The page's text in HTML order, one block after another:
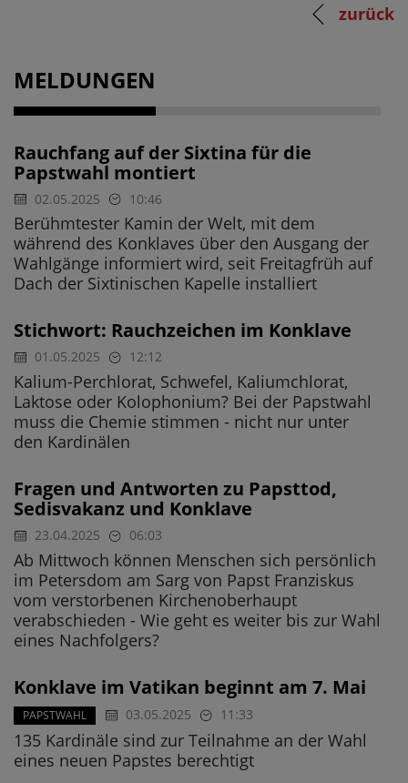
zurück
MELDUNGEN
Rauchfang auf der Sixtina für die
Papstwahl montiert
02.05.2025 10:46
Berühmtester Kamin der Welt, mit dem
während des Konklaves über den Ausgang der
Wahlgänge informiert wird, seit Freitagfrüh auf
Dach der Sixtinischen Kapelle installiert
Stichwort: Rauchzeichen im Konklave
01.05.2025 12:12
Kalium-Perchlorat, Schwefel, Kaliumchlorat,
Laktose oder Kolophonium? Bei der Papstwahl
muss die Chemie stimmen - nicht nur unter
den Kardinälen
Fragen und Antworten zu Papsttod,
Sedisvakanz und Konklave
23.04.2025 06:03
Ab Mittwoch können Menschen sich persönlich
im Petersdom am Sarg von Papst Franziskus
vom verstorbenen Kirchenoberhaupt
verabschieden - Wie geht es weiter bis zur Wahl
eines Nachfolgers?
Konklave im Vatikan beginnt am 7. Mai
PAPSTWAHL 03.05.2025 11:33
135 Kardinäle sind zur Teilnahme an der Wahl
eines neuen Papstes berechtigt